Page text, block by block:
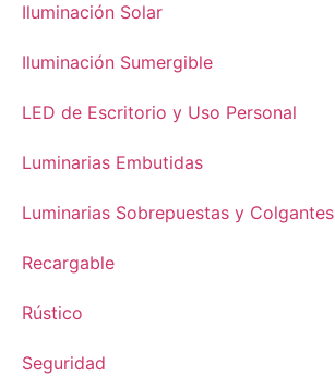
Iluminación Solar
Iluminación Sumergible
LED de Escritorio y Uso Personal
Luminarias Embutidas
Luminarias Sobrepuestas y Colgantes
Recargable
Rústico
Seguridad